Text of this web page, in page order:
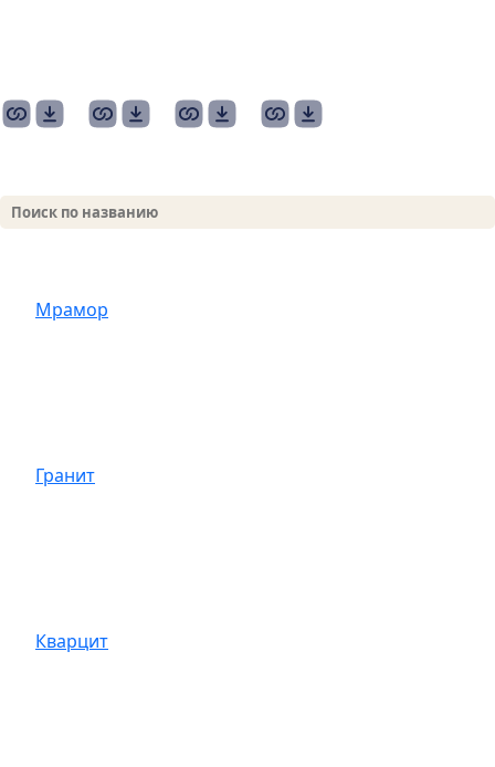
13922-
2750х1300x20.jpg
13923-
2750х1300x20.jpg
13924-
2750х1300x20.jpg
13925-
2750х1300x20.jpg
Мрамор
Гранит
Кварцит